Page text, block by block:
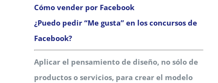
Cómo vender por Facebook
¿Puedo pedir “Me gusta” en los concursos de
Facebook?
Aplicar el pensamiento de diseño, no sólo de
productos o servicios, para crear el modelo